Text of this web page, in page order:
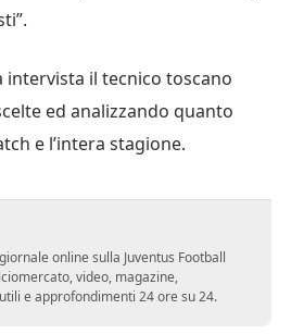
intervista il tecnico toscano
ed analizzando quanto
e l’intera stagione.
online sulla Juventus Football
video, magazine,
e approfondimenti 24 ore su 24.